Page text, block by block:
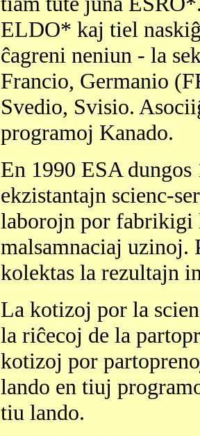
ELDO* kaj tiel
ĉagreni neniun - la
Francio, Germanio
Svedio, Svisio.
programoj Kanado.
En 1990 ESA dungos
ekzistantajn scienc-
laborojn por fabrikigi
malsamnaciaj uzinoj.
kolektas la rezultajn
La kotizoj por la
la riĉecoj de la
kotizoj por
lando en tiuj
tiu lando.